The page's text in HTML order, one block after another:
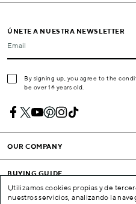
ÚNETE A NUESTRA NEWSLETTER
Email
By signing up, you agree to the
be over 16 years old.
OUR COMPANY
BUYING GUIDE
CONDITIONS AND COMPANY
Utilizamos cookies propias y de
nuestros servicios, analizando la